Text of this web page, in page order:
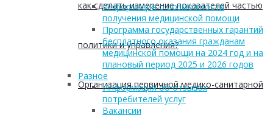
как сделать измерение показателей частью
политики и управления?
Организация первичной медико-санитарной
Информация о возможности
получения медицинской помощи
Программа государственных гарантий
бесплатного оказания гражданам
медицинской помощи на 2024 год и на
плановый период 2025 и 2026 годов
Разное
Информация об отзывах
потребителей услуг
Вакансии